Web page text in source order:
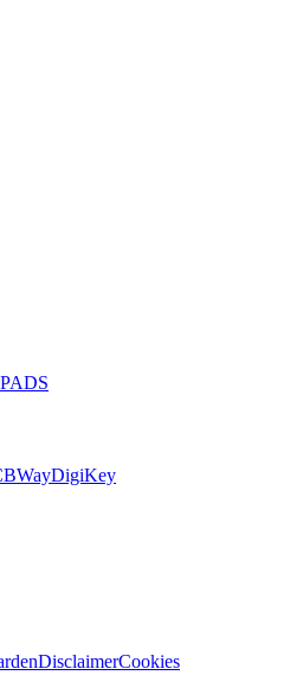
PADS
DigiKey
DisclaimerCookies